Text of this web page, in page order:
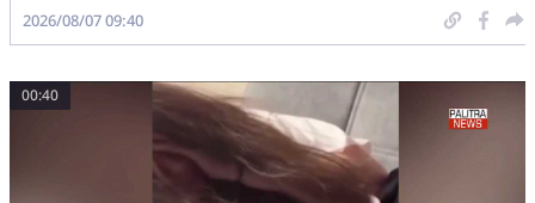
2026/08/07 09:40
00:40